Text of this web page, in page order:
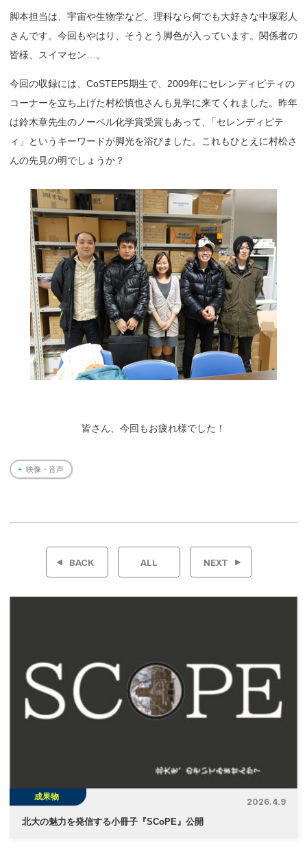
脚本担当は、宇宙や生物学など、理科なら何でも大好きな中塚彩人
さんです。今回もやはり、そうとう脚色が入っています。関係者の
皆様、スイマセン…。
今回の収録には、CoSTEP5期生で、2009年にセレンディピティの
コーナーを立ち上げた村松慎也さんも見学に来てくれました。昨年
は鈴木章先生のノーベル化学賞受賞もあって
「セレンディピテ
ィ」というキーワードが脚光を浴びました。これもひとえに村松さ
んの先見の明でしょうか？
皆さん、今回もお疲れ様でした！
映像・音声
投
ー
シ
ョ
BACK ALL NEXT
成果物
2026.4.9
北大の魅力を発信する小冊子『SCoPE』公開